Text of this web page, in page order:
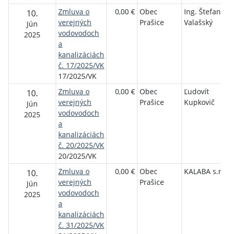
10.
Jún
2025
Zmluva o
verejných
vodovodoch
a
kanalizáciách
č. 17/2025/VK
17/2025/VK
0,00 € Obec
Prašice
Ing. Štefan
Valašský
10.
Jún
2025
Zmluva o
verejných
vodovodoch
a
kanalizáciách
č. 20/2025/VK
20/2025/VK
0,00 € Obec
Prašice
Ľudovít
Kupkovič
10.
Jún
2025
Zmluva o
verejných
vodovodoch
a
kanalizáciách
č. 31/2025/VK
0,00 € Obec
Prašice
KALABA s.r.o.